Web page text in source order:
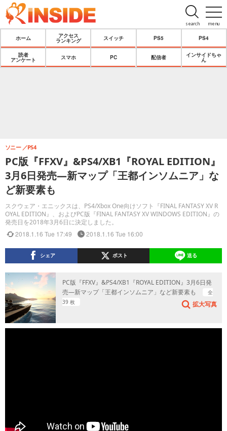
menu
search
ホーム
アクセス
ランキング
スイッチ PS5 PS4
読者
アンケート
スマホ PC 配信者
インサイドちゃ
ん
PC版『FFXV』&PS4/XB1『ROYAL EDITION』
3月6日発売―新マップ「王都インソムニア」な
ど新要素も
スクウェア・エニックスは、PS4/Xbox One向けソフト『FINAL FANTASY XV R
OYAL EDITION』、およびPC版『FINAL FANTASY XV WINDOWS EDITION』の
発売日を2018年3月6日に決定しました。
ソニー PS4
2018.1.16 Tue 17:49 2018.1.16 Tue 16:00
シェア ポスト 送る
PC版『FFXV』&PS4/XB1『ROYAL EDITION』3月6日発
売―新マップ「王都インソムニア」など新要素も
全
39 枚
拡大写真